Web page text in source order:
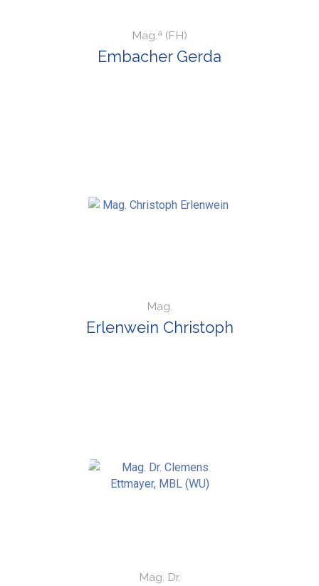
Mag.ª (FH)
Embacher Gerda
Mag.
Erlenwein Christoph
Mag. Dr.